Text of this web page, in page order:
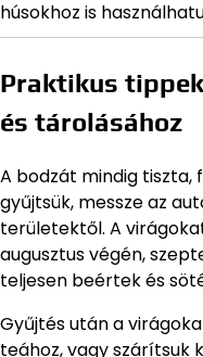
húsokhoz is
Praktikus
és tárolásához
A bodzát mindig
gyűjtsük, messze az
területektől. A
augusztus végén,
teljesen beértek és
Gyűjtés után a
teához, vagy szárítsuk